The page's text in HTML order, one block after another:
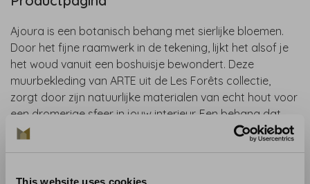
This website uses cookies
Ajoura is een botanisch behang met sierlijke bloemen.
Door het fijne raamwerk in de tekening, lijkt het alsof je
het woud vanuit een boshuisje bewondert. Deze
muurbekleding van ARTE uit de Les Forêts collectie,
zorgt door zijn natuurlijke materialen van echt hout voor
een dromerige sfeer in jouw interieur. Een behang dat
perfect is voor een stijlvol, exotisch en warm interieur.
Collectie: Les Forêts